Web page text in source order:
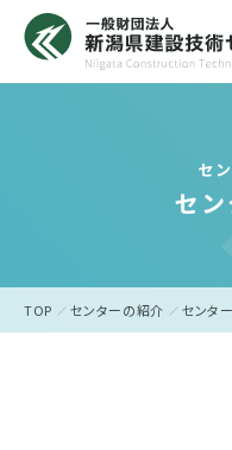
セ
セ
TOP センターの紹介 センタ